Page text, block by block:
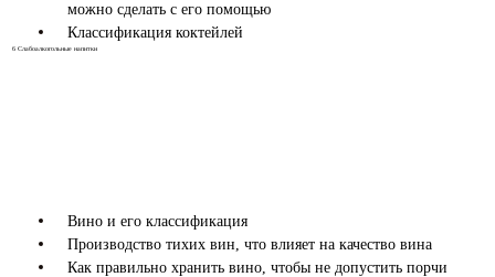
можно сделать с его помощью
Классификация коктейлей
6 Слабоалкогольные напитки
Вино и его классификация
Производство тихих вин, что влияет на качество вина
Как правильно хранить вино, чтобы не допустить порчи